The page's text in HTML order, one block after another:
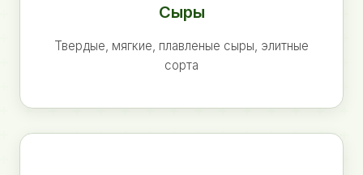
Сыры
Твердые, мягкие, плавленые сыры, элитные
сорта